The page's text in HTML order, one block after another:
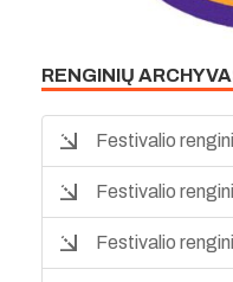
RENGINIŲ
Festivalio
Festivalio
Festivalio